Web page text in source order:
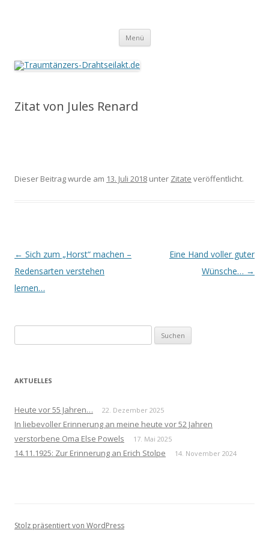
Menü Springe
Inhalt
Zitat von Jules Renard
Dieser Beitrag wurde am 13. Juli 2018 unter Zitate veröffentlicht.
Beitrags-
Navigation
← Sich zum „Horst“ machen –
Redensarten verstehen
lernen…
Eine Hand voller guter
Wünsche… →
nach:
AKTUELLES
Heute vor 55 Jahren… 22. Dezember 2025
In liebevoller Erinnerung an meine heute vor 52 Jahren
verstorbene Oma Else Powels
17. Mai 2025
14.11.1925: Zur Erinnerung an Erich Stolpe 14. November 2024
Stolz präsentiert von WordPress